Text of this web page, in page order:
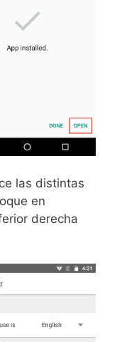
las distintas
en
derecha